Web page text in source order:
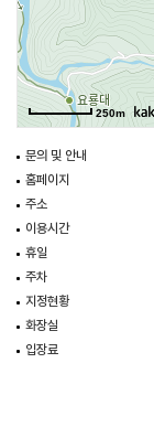
250m
문의 및 안내
홈페이지
주소
이용시간
휴일
주차
지정현황
화장실
입장료